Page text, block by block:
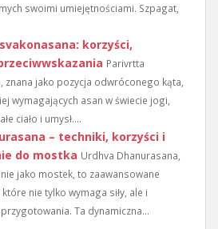
swoimi umiejętnościami. Szpagat,
korzyści,
Parivrtta
znana jako pozycja odwróconego kąta,
wymagających asan w świecie jogi,
ciało i umysł....
– techniki, korzyści i
do mostka Urdhva Dhanurasana,
jako mostek, to zaawansowane
nie tylko wymaga siły, ale i
Ta dynamiczna...